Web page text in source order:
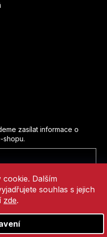
Dalším
souhlas s jejich
zde.
zasílat informace o
shopu.
údajů